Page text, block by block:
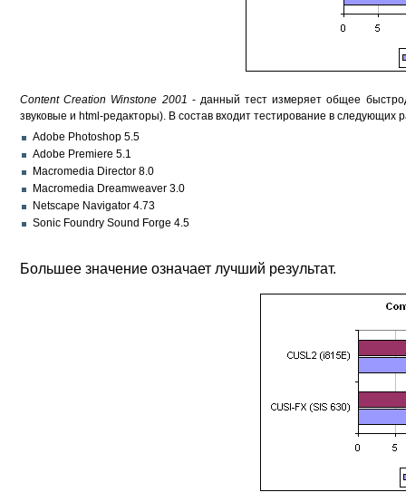
Content Creation Winstone 2001 - данный тест измеряет общее
звуковые и html-редакторы). В состав входит тестирование в следующих
Adobe Photoshop 5.5
Adobe Premiere 5.1
Macromedia Director 8.0
Macromedia Dreamweaver 3.0
Netscape Navigator 4.73
Sonic Foundry Sound Forge 4.5
Большее значение означает лучший результат.